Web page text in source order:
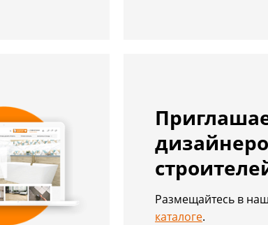
Размещайтесь в
каталоге.